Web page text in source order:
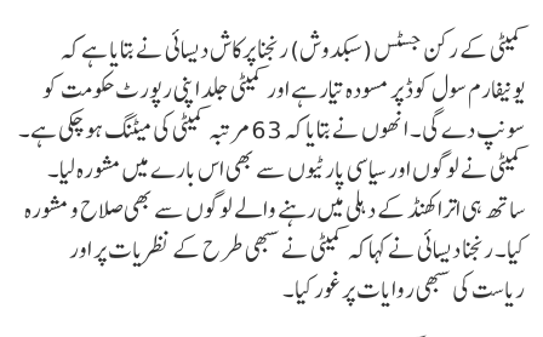
کمیٹی کے رکن جسٹس (سبکدوش) رنجنا پرکاش دیسائی نے بتایا ہے کہ
یونیفارم سول کوڈ پر مسودہ تیار ہے اور کمیٹی جلد اپنی رپورٹ حکومت کو
سونپ دے گی۔ انھوں نے بتایا کہ 63 مرتبہ کمیٹی کی میٹنگ ہو چکی ہے۔
کمیٹی نے لوگوں اور سیاسی پارٹیوں سے بھی اس بارے میں مشورہ لیا۔
ساتھ ہی اتراکھنڈ کے دہلی میں رہنے والے لوگوں سے بھی صلاح و مشورہ
کیا۔ رنجنا دیسائی نے کہا کہ کمیٹی نے سبھی طرح کے نظریات پر اور
ریاست کی سبھی روایات پر غور کیا۔